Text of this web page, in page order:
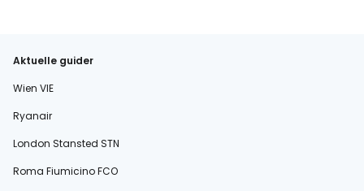
Aktuelle guider
Wien VIE
Ryanair
London Stansted STN
Roma Fiumicino FCO